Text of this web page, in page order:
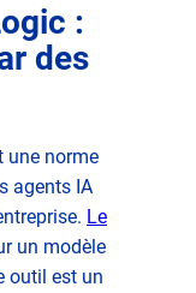
:
des
une norme
agents IA
Le
un modèle
outil est un